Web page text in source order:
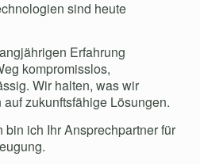
sind heute
Erfahrung
kompromisslos,
Wir halten, was wir
zukunftsfähige Lösungen.
ich Ihr Ansprechpartner für